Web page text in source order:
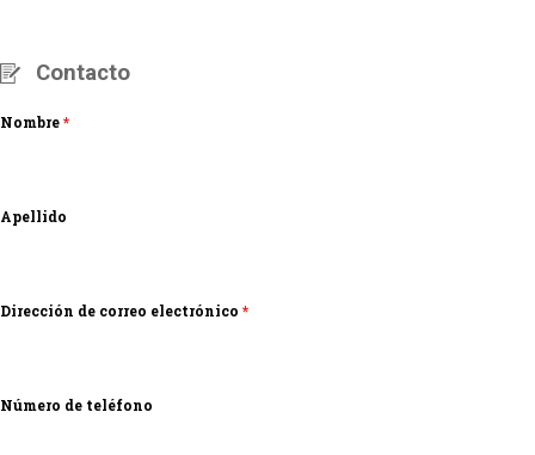
Contacto
Nombre*
Apellido
Dirección de correo electrónico *
Número de teléfono